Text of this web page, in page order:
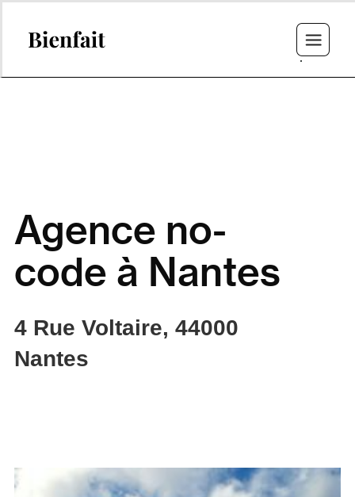
Agence no-
code à Nantes
4 Rue Voltaire, 44000
Nantes